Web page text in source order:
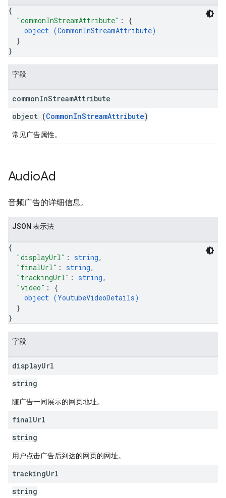
{
"commonInStreamAttribute" : {
object (CommonInStreamAttribute)
}
}
字段
commonInStreamAttribute
object (CommonInStreamAttribute)
常见广告属性。
AudioAd
音频广告的详细信息。
JSON 表示法
{
"displayUrl" : string,
"finalUrl" : string,
"trackingUrl" : string,
"video" : {
object (YoutubeVideoDetails)
}
}
字段
displayUrl
string
随广告一同展示的网页地址。
finalUrl
string
用户点击广告后到达的网页的网址。
trackingUrl
string